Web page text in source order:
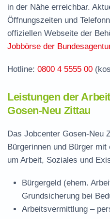
Jobcenter Oder-
Stellenangebote und
Zittau
in der Nähe erreichbar.
Öffnungszeiten und
offiziellen Webseite der
Jobbörse der
Hotline: 0800 4 5555 00
Leistungen der
Gosen-Neu Zittau
Das Jobcenter Gosen-Neu
Bürgerinnen und Bürger
um Arbeit, Soziales und
Bürgergeld (ehem.
Grundsicherung bei
Arbeitsvermittlung –